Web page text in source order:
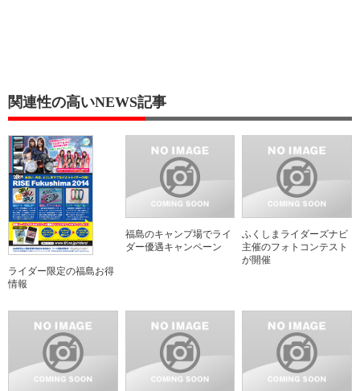
関連性の高いNEWS記事
ライダー限定の福島お得
情報
福島のキャンプ場でライ
ダー優遇キャンペーン
ふくしまライダーズナビ
主催のフォトコンテスト
が開催